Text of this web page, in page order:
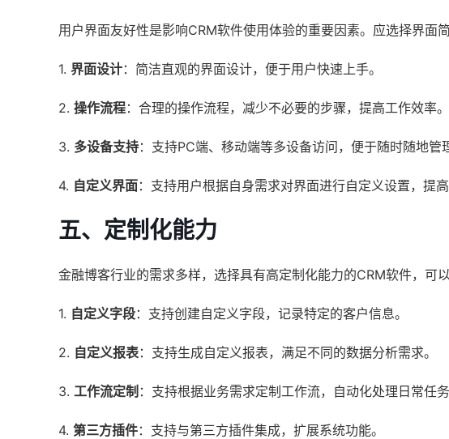
用户界面友好性是影响CRM软件使用体验的重要因素。应选择界面
1. 界面设计：简洁直观的界面设计，便于用户快速上手。
2. 操作流程：合理的操作流程，减少不必要的步骤，提高工作效率。
3. 多设备支持：支持PC端、移动端等多设备访问，便于随时随地管
4. 自定义界面：支持用户根据自身需求对界面进行自定义设置，提高
五、定制化能力
金融博客行业的需求多样，选择具有高定制化能力的CRM软件，可
1. 自定义字段：支持创建自定义字段，记录特定的客户信息。
2. 自定义报表：支持生成自定义报表，满足不同的数据分析需求。
3. 工作流定制 ：支持根据业务需求定制工作流，自动化处理日常任务
4. 第三方插件：支持与第三方插件集成，扩展系统功能。